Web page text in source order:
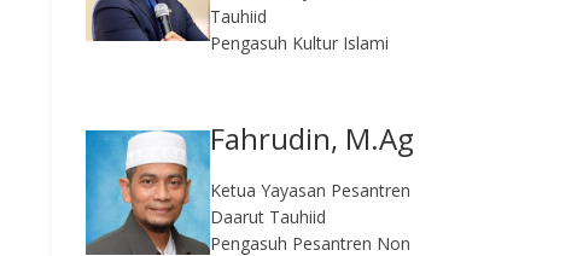
Tauhiid
Pengasuh Kultur Islami
Fahrudin, M.Ag​
Ketua Yayasan Pesantren
Daarut Tauhiid
Pengasuh Pesantren Non